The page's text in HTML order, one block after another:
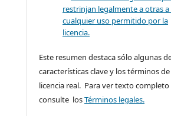
restrinjan legalmente a otras a
cualquier uso permitido por la
licencia.
Este resumen destaca sólo algunas
características clave y los términos
licencia real. Para ver texto completo
consulte losTérminos legales.